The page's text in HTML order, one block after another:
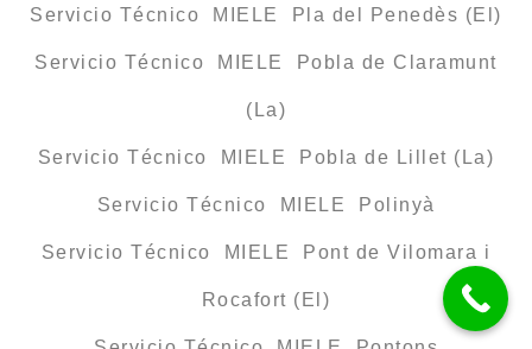
Servicio Técnico MIELE Pla del Penedès (El)
Servicio Técnico MIELE Pobla de Claramunt
(La)
Servicio Técnico MIELE Pobla de Lillet (La)
Servicio Técnico MIELE Polinyà
Servicio Técnico MIELE Pont de Vilomara i
Rocafort (El)